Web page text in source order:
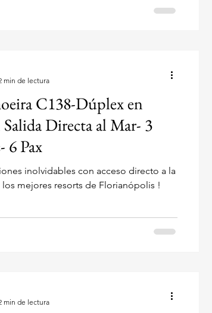
la
Mar en Jurerê Inter
C138-Dúplex en
Directa al Mar- 3
6 Pax
inolvidables con acceso directo a la
resorts de Florianópolis !
min de lectura
min de lectura